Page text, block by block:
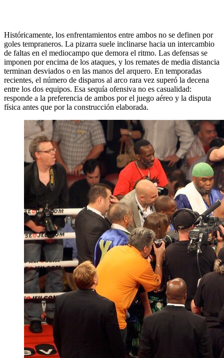
Históricamente, los enfrentamientos entre ambos no se definen por
goles tempraneros. La pizarra suele inclinarse hacia un intercambio
de faltas en el mediocampo que demora el ritmo. Las defensas se
imponen por encima de los ataques, y los remates de media distancia
terminan desviados o en las manos del arquero. En temporadas
recientes, el número de disparos al arco rara vez superó la decena
entre los dos equipos. Esa sequía ofensiva no es casualidad:
responde a la preferencia de ambos por el juego aéreo y la disputa
física antes que por la construcción elaborada.